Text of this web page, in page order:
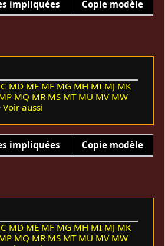
impliquées Copie modèle
MD ME MF MG MH MI MJ MK
MQ MR MS MT MU MV MW
Voir aussi
impliquées Copie modèle
MD ME MF MG MH MI MJ MK
MQ MR MS MT MU MV MW